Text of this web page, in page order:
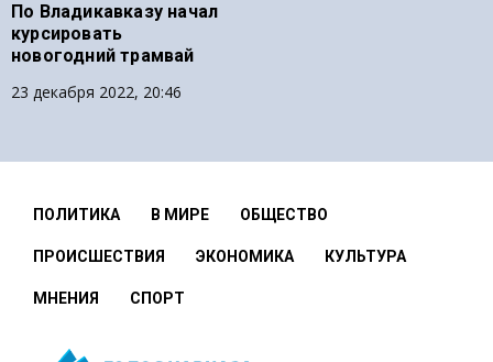
По Владикавказу начал
курсировать
новогодний трамвай
23 декабря 2022, 20:46
ПОЛИТИКА В МИРЕ ОБЩЕСТВО
ПРОИСШЕСТВИЯ ЭКОНОМИКА КУЛЬТУРА
МНЕНИЯ СПОРТ